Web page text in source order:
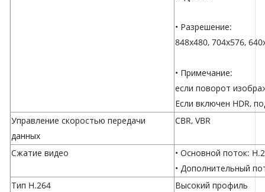
• Разрешение:
848x480, 704x576,
• Примечание:
если поворот
Если включен HDR,
Управление скоростью передачи
данных
CBR, VBR
Сжатие видео
• Основной поток:
• Дополнительный
Тип H.264
Высокий профиль